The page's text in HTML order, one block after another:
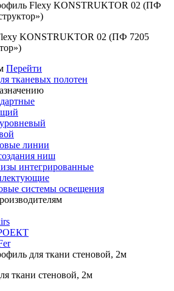
KONSTRUKTOR 02 (ПФ 7205
Перейти
тканевых полотен
линии
ниш
интегрированные
системы освещения
ткани стеновой, 2м